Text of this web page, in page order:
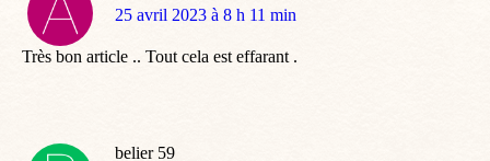
dit
25 avril 2023 à 8 h 11 min
Très bon article .. Tout cela est effarant .
belier 59